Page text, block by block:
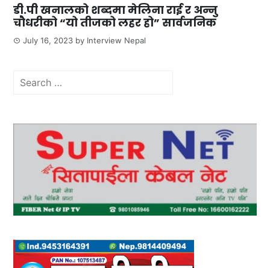
डी.पी खनालको शब्दमा मेलिना राई र अन्नु
चौधरीको “यो तीजको लहर हो” सार्वजनिक
July 16, 2023 by Interview Nepal
Search